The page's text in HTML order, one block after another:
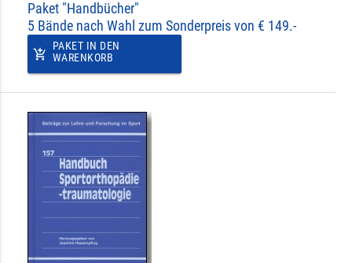
Paket "Handbücher"
5 Bände nach Wahl zum Sonderpreis von € 149.-
add_shopping_cart
PAKET IN DEN
WARENKORB